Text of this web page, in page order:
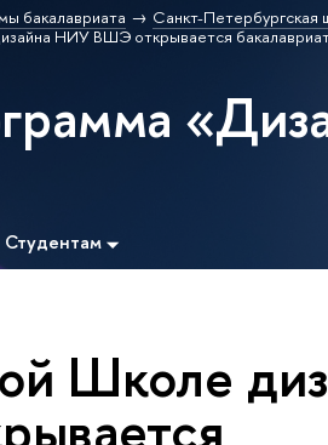
бакалавриата Санкт-Петербургская
НИУ ВШЭ открывается
Студентам
Школе